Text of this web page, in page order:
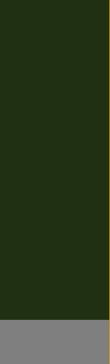
apfelroute.nrw
zu https://